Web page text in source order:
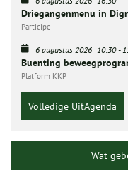
Driegangenmenu in
Participe
6 augustus 2026 10:30-
Buenting
Platform KKP
Volledige UitAgenda
Wat